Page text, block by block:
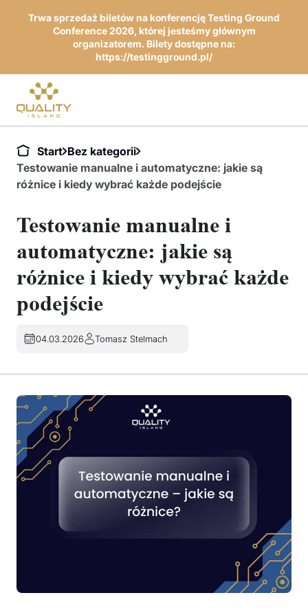
Trwa sprzedaż biletów na konferencję Testing Ground
Conference 2026, której jesteśmy głównym
organizatorem. Bilety dostępne na:
https://testingground.pl/
Start Bez kategorii
Testowanie manualne i automatyczne: jakie są
różnice i kiedy wybrać każde podejście
Testowanie manualne i
automatyczne: jakie są
różnice i kiedy wybrać każde
podejście
04.03.2026 Tomasz Stelmach